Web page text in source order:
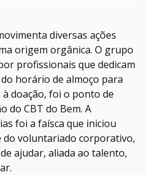
diversas ações
origem orgânica. O grupo
profissionais que dedicam
horário de almoço para
doação, foi o ponto de
do CBT do Bem. A
foi a faísca que iniciou
do voluntariado corporativo,
ajudar, aliada ao talento,